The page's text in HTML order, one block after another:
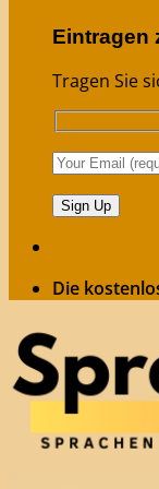
Eintragen
Tragen Sie
Die